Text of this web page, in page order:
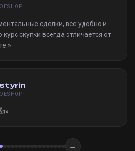
сделки, все удобно и
скупки всегда отличается от
»
»
→